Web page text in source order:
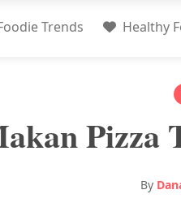
Trends Healthy
Pizza
By